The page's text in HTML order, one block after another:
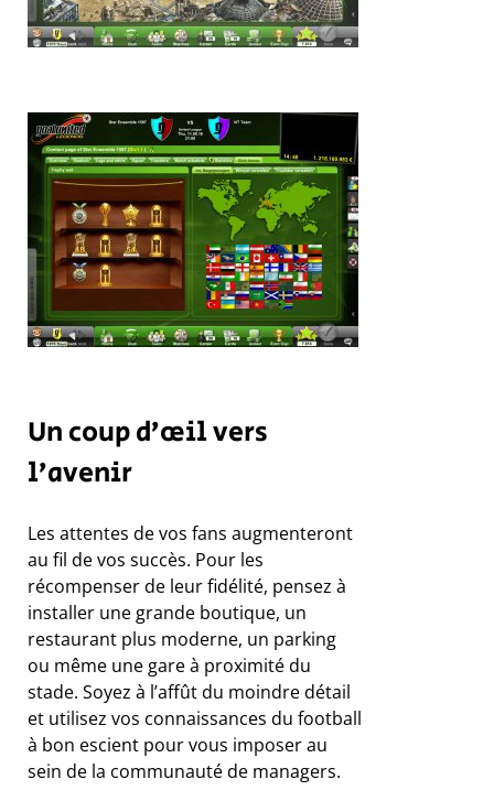
Un coup d’œil vers
l’avenir
Les attentes de vos fans augmenteront
au fil de vos succès. Pour les
récompenser de leur fidélité, pensez à
installer une grande boutique, un
restaurant plus moderne, un parking
ou même une gare à proximité du
stade. Soyez à l’affût du moindre détail
et utilisez vos connaissances du football
à bon escient pour vous imposer au
sein de la communauté de managers.